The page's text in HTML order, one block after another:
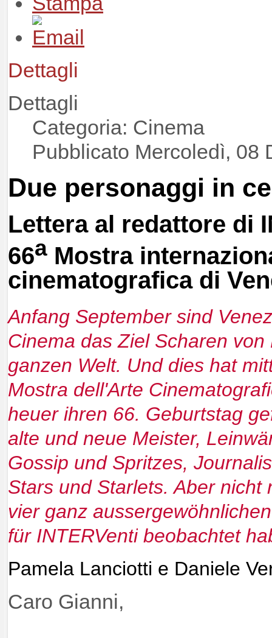
Dettagli
Dettagli
Categoria: Cinema
Pubblicato Mercoledì, 08
Due personaggi in
Lettera al redattore di
66a Mostra
cinematografica di
Anfang September sind
Cinema das Ziel Scharen
ganzen Welt. Und dies hat
Mostra dell'Arte
heuer ihren 66. Geburtstag
alte und neue Meister,
Gossip und Spritzes,
Stars und Starlets. Aber nicht
vier ganz
für INTERVenti beobachtet
Pamela Lanciotti e Daniele
Caro Gianni,